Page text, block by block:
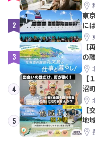
2
東
に
み
3
【
の
4
【
沼
す
5
【
地
島